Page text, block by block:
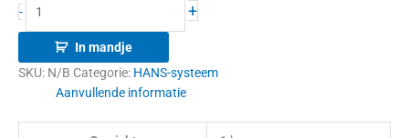
- +
In mandje
SKU: N/B Categorie: HANS-systeem
Aanvullende informatie